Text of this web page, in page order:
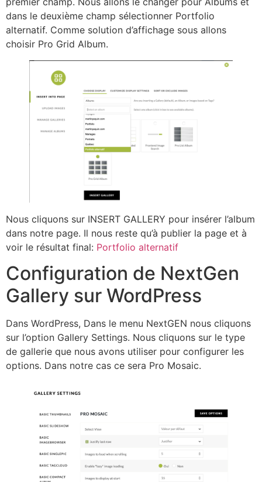
dans le deuxième champ sélectionner Portfolio
alternatif. Comme solution d’affichage sous allons
choisir Pro Grid Album.
Nous cliquons sur INSERT GALLERY pour insérer l’album
dans notre page. Il nous reste qu’à publier la page et à
voir le résultat final: Portfolio alternatif
Configuration de NextGen
Gallery sur WordPress
Dans WordPress, Dans le menu NextGEN nous cliquons
sur l’option Gallery Settings. Nous cliquons sur le type
de gallerie que nous avons utiliser pour configurer les
options. Dans notre cas ce sera Pro Mosaic.